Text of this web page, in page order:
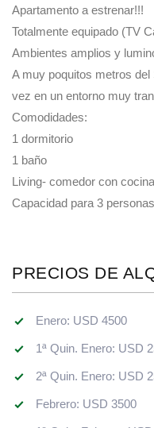
Apartamento a estrenar!!!
Totalmente equipado (TV
Ambientes amplios y
A muy poquitos metros
vez en un entorno muy
Comodidades:
1 dormitorio
1 baño
Living- comedor con
Capacidad para 3 personas
PRECIOS DE
Enero: USD 4500
1ª Quin. Enero: USD
2ª Quin. Enero: USD
Febrero: USD 3500